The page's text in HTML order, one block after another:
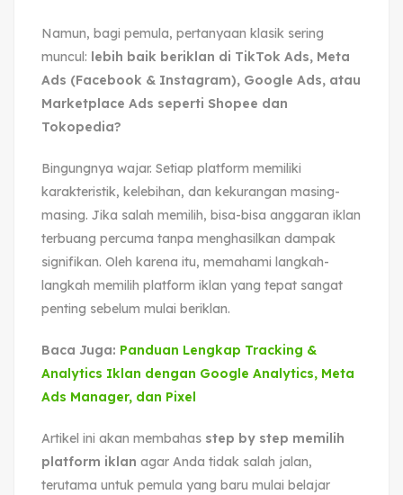
Namun, bagi pemula, pertanyaan klasik sering
muncul: lebih baik beriklan di TikTok Ads, Meta
Ads (Facebook & Instagram), Google Ads, atau
Marketplace Ads seperti Shopee dan
Tokopedia?
Bingungnya wajar. Setiap platform memiliki
karakteristik, kelebihan, dan kekurangan masing-
masing. Jika salah memilih, bisa-bisa anggaran iklan
terbuang percuma tanpa menghasilkan dampak
signifikan. Oleh karena itu, memahami langkah-
langkah memilih platform iklan yang tepat sangat
penting sebelum mulai beriklan.
Baca Juga: Panduan Lengkap Tracking &
Analytics Iklan dengan Google Analytics, Meta
Ads Manager, dan Pixel
Artikel ini akan membahas step by step memilih
platform iklan agar Anda tidak salah jalan,
terutama untuk pemula yang baru mulai belajar